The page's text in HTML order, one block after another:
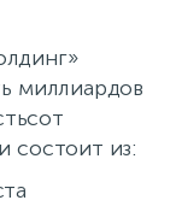
миллиардов
состоит из: